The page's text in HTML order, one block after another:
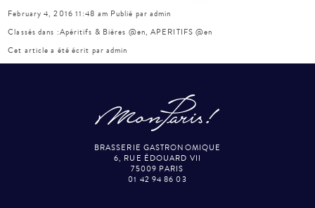
February 4, 2016 11:48 am Publié par admin
Classés dans :Apéritifs & Bières @en,APERITIFS @en
Cet article a été écrit par admin
BRASSERIE GASTRONOMIQUE
6, RUE ÉDOUARD VII
75009 PARIS
01 42 94 86 03